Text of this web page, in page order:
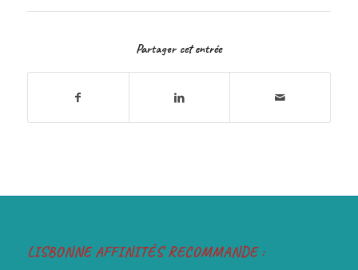
Partager cet entrée
LISBONNE AFFINITÉS RECOMMANDE :